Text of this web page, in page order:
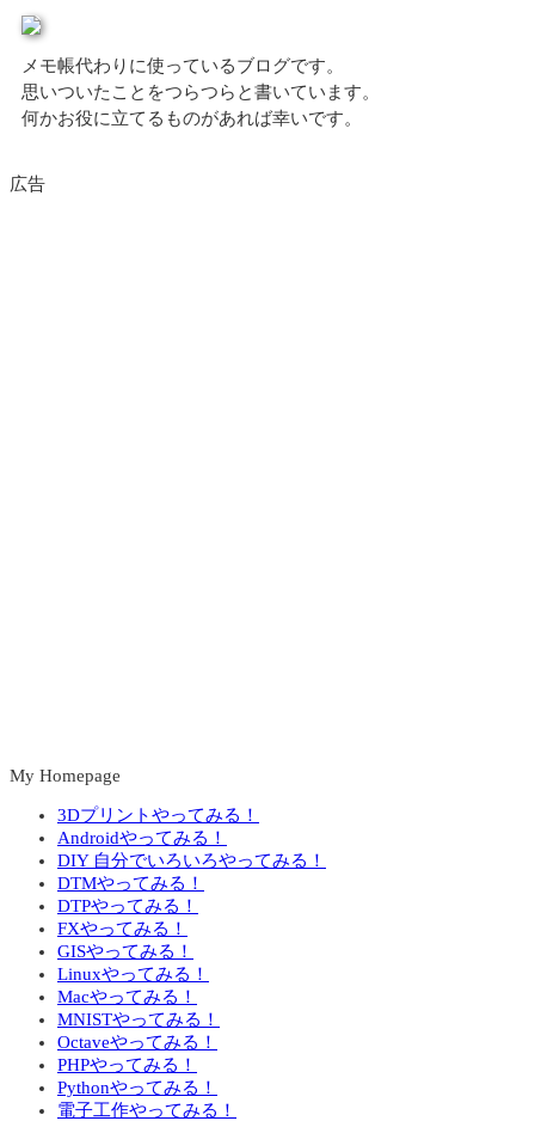
メモ帳代わりに使っているブログです。
思いついたことをつらつらと書いています。
何かお役に立てるものがあれば幸いです。
広告
My Homepage
3Dプリントやってみる！
Androidやってみる！
DIY 自分でいろいろやってみる！
DTMやってみる！
DTPやってみる！
FXやってみる！
GISやってみる！
Linuxやってみる！
Macやってみる！
MNISTやってみる！
Octaveやってみる！
PHPやってみる！
Pythonやってみる！
電子工作やってみる！